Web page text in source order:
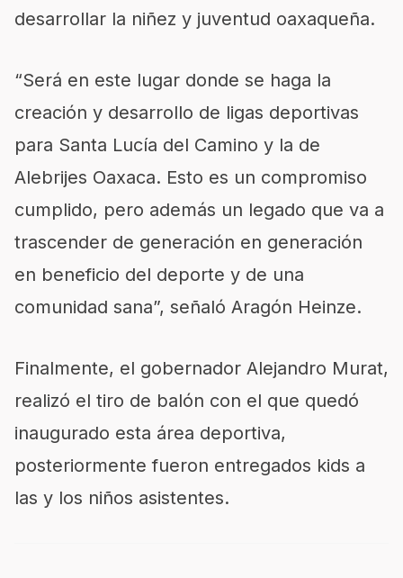
desarrollar la niñez y juventud oaxaqueña.
“Será en este lugar donde se haga la
creación y desarrollo de ligas deportivas
para Santa Lucía del Camino y la de
Alebrijes Oaxaca. Esto es un compromiso
cumplido, pero además un legado que va a
trascender de generación en generación
en beneficio del deporte y de una
comunidad sana”, señaló Aragón Heinze.
Finalmente, el gobernador Alejandro Murat,
realizó el tiro de balón con el que quedó
inaugurado esta área deportiva,
posteriormente fueron entregados kids a
las y los niños asistentes.